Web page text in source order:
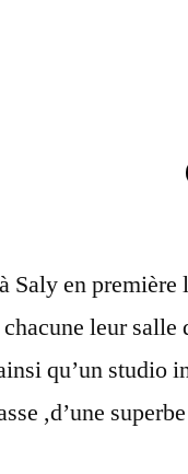
Saly en première
leur salle
qu’un studio
,d’une